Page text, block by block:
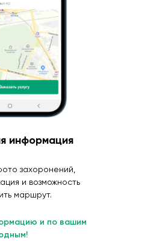
информация
захоронений,
и возможность
маршрут.
и по вашим